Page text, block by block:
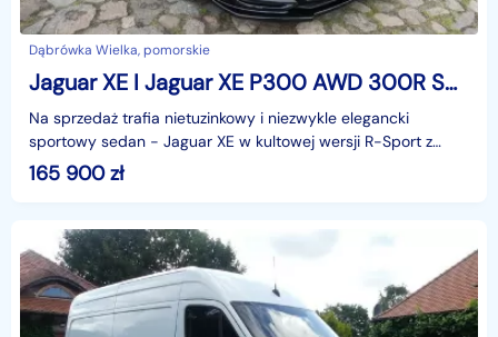
Dąbrówka Wielka, pomorskie
Jaguar XE I Jaguar XE P300 AWD 300R Sport MAXTON DESIGN Matrix-LED Head-up-Displ
Na sprzedaż trafia nietuzinkowy i niezwykle elegancki
sportowy sedan − Jaguar XE w kultowej wersji R-Sport z
inteligentnym napędem na cztery koła (AWD) 300KM .
165 900zł